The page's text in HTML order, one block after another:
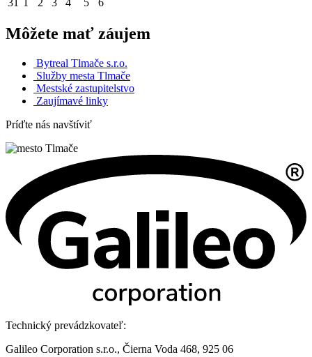
Môžete mať záujem
Bytreal Tlmače s.r.o.
Služby mesta Tlmače
Mestské zastupitelstvo
Zaujímavé linky
Príďte nás navštíviť
Technický prevádzkovateľ:
Galileo Corporation s.r.o., Čierna Voda 468, 925 06